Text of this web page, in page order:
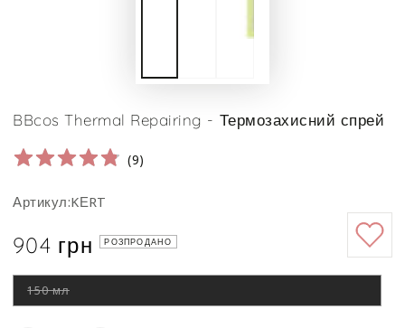
BBcos Thermal Repairing - Термозахисний спрей
(9)
Артикул:KЕRT
Ціна
904 грн РОЗПРОДАНО
150 мл
Цей
варіант